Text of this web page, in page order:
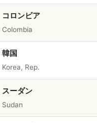
コロンビア
Colombia
韓国
Korea, Rep.
スーダン
Sudan